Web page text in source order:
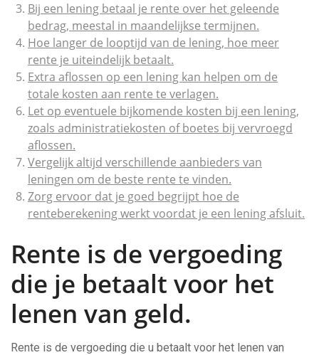
Bij een lening betaal je rente over het geleende
bedrag, meestal in maandelijkse termijnen.
Hoe langer de looptijd van de lening, hoe meer
rente je uiteindelijk betaalt.
Extra aflossen op een lening kan helpen om de
totale kosten aan rente te verlagen.
Let op eventuele bijkomende kosten bij een lening,
zoals administratiekosten of boetes bij vervroegd
aflossen.
Vergelijk altijd verschillende aanbieders van
leningen om de beste rente te vinden.
Zorg ervoor dat je goed begrijpt hoe de
renteberekening werkt voordat je een lening afsluit.
Rente is de vergoeding
die je betaalt voor het
lenen van geld.
Rente is de vergoeding die u betaalt voor het lenen van